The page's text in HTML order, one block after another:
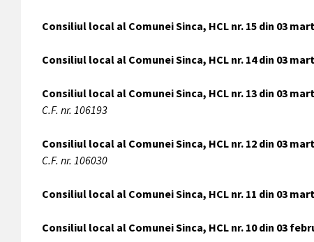
Consiliul local al Comunei Sinca, HCL nr. 15 din 03
Consiliul local al Comunei Sinca, HCL nr. 14 din 03
Consiliul local al Comunei Sinca, HCL nr. 13 din 03
C.F. nr. 106193
Consiliul local al Comunei Sinca, HCL nr. 12 din 03
C.F. nr. 106030
Consiliul local al Comunei Sinca, HCL nr. 11 din 03
Consiliul local al Comunei Sinca, HCL nr. 10 din 03